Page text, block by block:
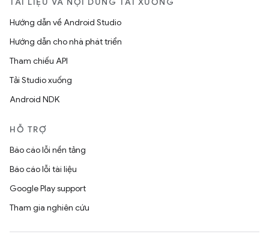
Hướng dẫn về Android Studio
Hướng dẫn cho nhà phát triển
Tham chiếu API
Tải Studio xuống
Android NDK
HỖ TRỢ
Báo cáo lỗi nền tảng
Báo cáo lỗi tài liệu
Google Play support
Tham gia nghiên cứu